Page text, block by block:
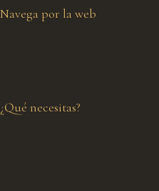
Navega por la web
¿Qué necesitas?